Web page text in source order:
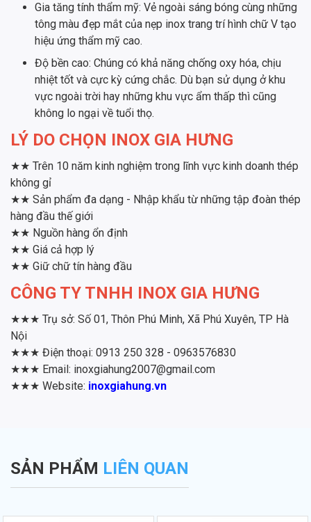
Gia tăng tính thẩm mỹ: Vẻ ngoài sáng bóng cùng những
tông màu đẹp mắt của nẹp inox trang trí hình chữ V tạo
hiệu ứng thẩm mỹ cao.
Độ bền cao: Chúng có khả năng chống oxy hóa, chịu
nhiệt tốt và cực kỳ cứng chắc. Dù bạn sử dụng ở khu
vực ngoài trời hay những khu vực ẩm thấp thì cũng
không lo ngại về tuổi thọ.
LÝ DO CHỌN INOX GIA HƯNG
★★ Trên 10 năm kinh nghiệm trong lĩnh vực kinh doanh thép
không gỉ
★★ Sản phẩm đa dạng - Nhập khẩu từ những tập đoàn thép
hàng đầu thế giới
★★ Nguồn hàng ổn định
★★ Giá cả hợp lý
★★ Giữ chữ tín hàng đầu
CÔNG TY TNHH INOX GIA HƯNG
★★★ Trụ sở: Số 01, Thôn Phú Minh, Xã Phú Xuyên, TP Hà
Nội
★★★ Điện thoại: 0913 250 328 - 0963576830
★★★ Email: inoxgiahung2007@gmail.com
★★★ Website: inoxgiahung.vn
SẢN PHẨM LIÊN QUAN